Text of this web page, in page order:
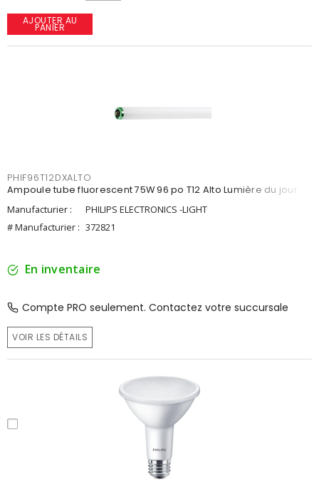
AJOUTER AU
PANIER
PHIF96T12DXALTO
Ampoule tube fluorescent 75W 96 po T12 Alto Lumière du jour
Manufacturier :
PHILIPS ELECTRONICS -LIGHT
# Manufacturier : 372821
En inventaire
Compte PRO seulement. Contactez votre succursale
VOIR LES DÉTAILS